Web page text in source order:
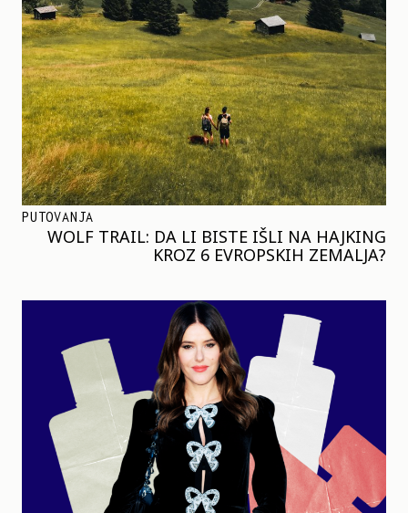
PUTOVANJA
WOLF TRAIL: DA LI BISTE IŠLI NA HAJKING
KROZ 6 EVROPSKIH ZEMALJA?